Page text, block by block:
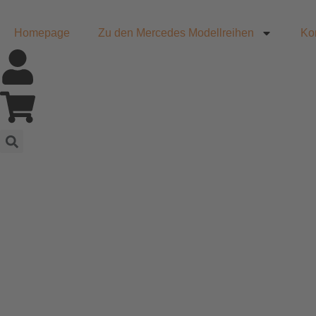
Homepage Zu den Mercedes Modellreihen